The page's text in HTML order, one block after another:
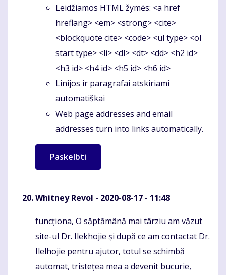
Leidžiamos HTML žymės: <a href
hreflang> <em> <strong> <cite>
<blockquote cite> <code> <ul type> <ol
start type> <li> <dl> <dt> <dd> <h2 id>
<h3 id> <h4 id> <h5 id> <h6 id>
Linijos ir paragrafai atskiriami
automatiškai
Web page addresses and email
addresses turn into links automatically.
Whitney Revol - 2020-08-17 - 11:48
Komentaras
funcționa, O săptămână mai târziu am văzut
site-ul Dr. Ilekhojie și după ce am contactat Dr.
Ilelhojie pentru ajutor, totul se schimbă
automat, tristețea mea a devenit bucurie,